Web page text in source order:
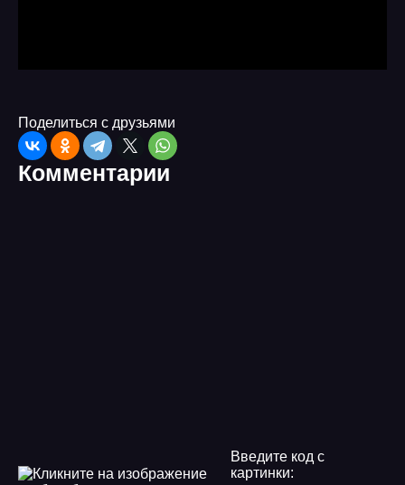
Поделиться с друзьями
Комментарии
Введите код с
картинки: